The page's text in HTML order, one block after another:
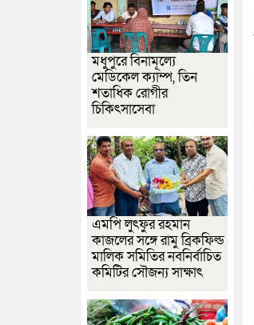
মধুপুরে বিনামূল্যে
মেডিকেল ক্যাম্প, তিন
শতাধিক রোগীর
চিকিৎসাসেবা
এমপি লুৎফুর রহমান
কাজলের সঙ্গে রামু ব্রিকফিল্ড
মালিক সমিতির নবনির্বাচিত
কমিটির সৌজন্য সাক্ষাৎ